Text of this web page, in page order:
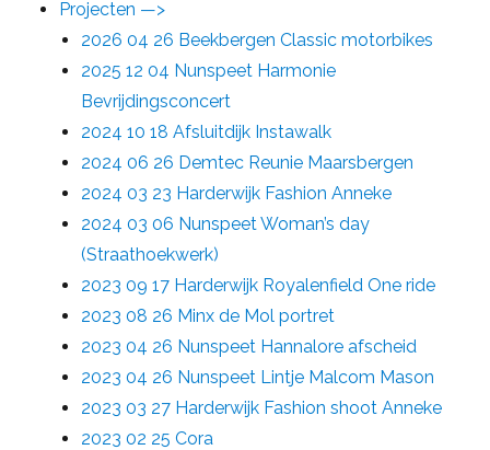
Projecten —>
2026 04 26 Beekbergen Classic motorbikes
2025 12 04 Nunspeet Harmonie
Bevrijdingsconcert
2024 10 18 Afsluitdijk Instawalk
2024 06 26 Demtec Reunie Maarsbergen
2024 03 23 Harderwijk Fashion Anneke
2024 03 06 Nunspeet Woman’s day
(Straathoekwerk)
2023 09 17 Harderwijk Royalenfield One ride
2023 08 26 Minx de Mol portret
2023 04 26 Nunspeet Hannalore afscheid
2023 04 26 Nunspeet Lintje Malcom Mason
2023 03 27 Harderwijk Fashion shoot Anneke
2023 02 25 Cora